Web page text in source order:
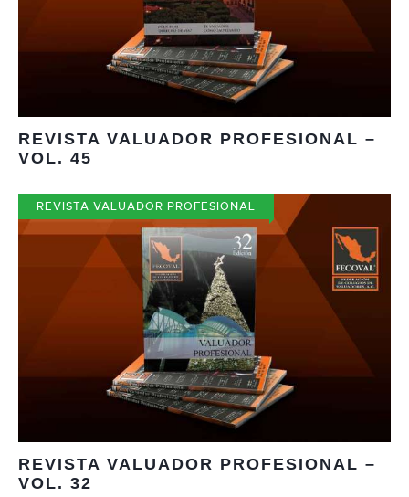
REVISTA VALUADOR PROFESIONAL –
VOL. 45
REVISTA VALUADOR PROFESIONAL
REVISTA VALUADOR PROFESIONAL –
VOL. 32